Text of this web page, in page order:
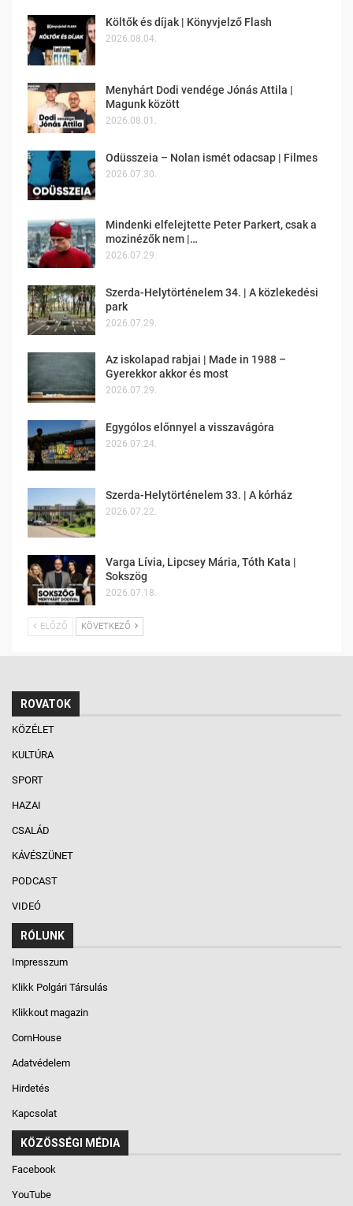
Költők és díjak | Könyvjelző Flash
2026.08.04.
Menyhárt Dodi vendége Jónás Attila |
Magunk között
2026.08.01.
Odüsszeia – Nolan ismét odacsap | Filmes
2026.07.30.
Mindenki elfelejtette Peter Parkert, csak a
mozinézők nem |…
2026.07.29.
Szerda-Helytörténelem 34. | A közlekedési
park
2026.07.29.
Az iskolapad rabjai | Made in 1988 –
Gyerekkor akkor és most
2026.07.29.
Egygólos előnnyel a visszavágóra
2026.07.24.
Szerda-Helytörténelem 33. | A kórház
2026.07.22.
Varga Lívia, Lipcsey Mária, Tóth Kata |
Sokszög
2026.07.18.
ELŐZŐ KÖVETKEZŐ
ROVATOK
KÖZÉLET
KULTÚRA
SPORT
HAZAI
CSALÁD
KÁVÉSZÜNET
PODCAST
VIDEÓ
RÓLUNK
Impresszum
Klikk Polgári Társulás
Klikkout magazin
CornHouse
Adatvédelem
Hirdetés
Kapcsolat
KÖZÖSSÉGI MÉDIA
Facebook
YouTube